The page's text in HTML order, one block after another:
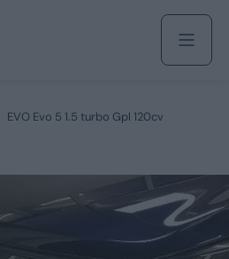
Acquista
Azienda
EVO Evo 5 1.5 turbo Gpl 120cv